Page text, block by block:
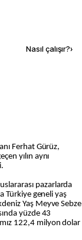
Nasıl çalışır?›
Ferhat Gürüz,
yılın aynı
pazarlarda
Türkiye geneli yaş
Yaş Meyve Sebze
yüzde 43
122,4 milyon dolar